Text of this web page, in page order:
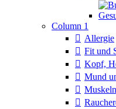
Column 1
Allergie
Fit und
Kopf,
Mund